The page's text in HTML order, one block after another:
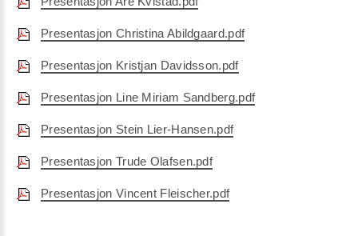
Presentasjon Christina Abildgaard.pdf
Presentasjon Kristjan Davidsson.pdf
Presentasjon Line Miriam Sandberg.pdf
Presentasjon Stein Lier-Hansen.pdf
Presentasjon Trude Olafsen.pdf
Presentasjon Vincent Fleischer.pdf